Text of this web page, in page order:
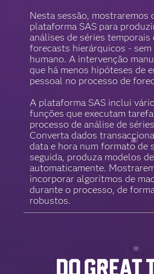
Nesta sessão, mostraremos
plataforma SAS para
análises de séries temporais
forecasts hierárquicos -
humano. A intervenção
que há menos hipóteses de
pessoal no processo de
A plataforma SAS inclui
funções que executam
processo de análise de
Converta dados
data e hora num formato de
seguida, produza modelos
automaticamente.
incorporar algoritmos de
durante o processo, de
robustos.